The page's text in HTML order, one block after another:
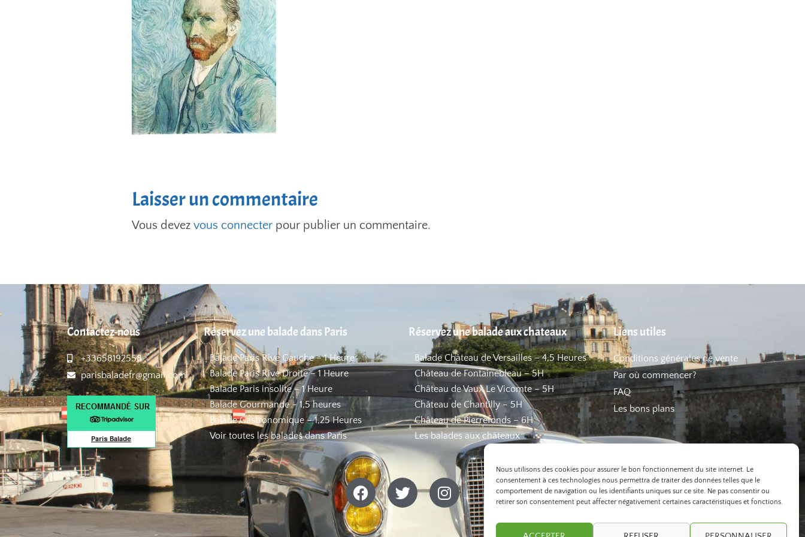
Nous utilisons des cookies pour assurer le bon fonctionnement du site internet. Le
consentement à ces technologies nous permettra de traiter des données telles que le
comportement de navigation ou les identifiants uniques sur ce site. Ne pas consentir ou
retirer son consentement peut affecter négativement certaines caractéristiques et fonctions.
Laisser un commentaire
Vous devezvous connecter pour publier un commentaire.
Contactez-nous
+33658192558
parisbaladefr@gmail.com
Réservez une balade dans Paris
Balade Paris Rive Gauche – 1 Heure
Balade Paris Rive Droite – 1 Heure
Balade Paris insolite – 1 Heure
Balade Gourmande – 1,5 heures
Balade Gastronomique – 1,25 Heures
Voir toutes les balades dans Paris
Réservez une balade aux chateaux
Balade Château de Versailles – 4,5 Heures
Château de Fontainebleau – 5H
Château de Vaux Le Vicomte – 5H
Château de Chantilly – 5H
Château de Pierrefonds – 6H
Les balades aux châteaux
Liens utiles
Conditions générales de vente
Par où commencer?
FAQ
Les bons plans